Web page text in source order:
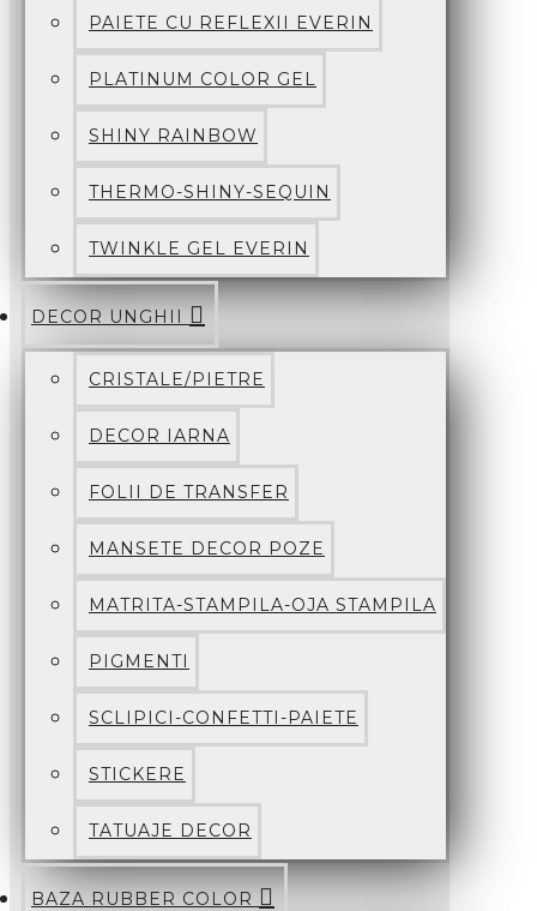
PAIETE CU REFLEXII EVERIN
PLATINUM COLOR GEL
SHINY RAINBOW
THERMO-SHINY-SEQUIN
TWINKLE GEL EVERIN
DECOR UNGHII
CRISTALE/PIETRE
DECOR IARNA
FOLII DE TRANSFER
MANSETE DECOR POZE
MATRITA-STAMPILA-OJA STAMPILA
PIGMENTI
SCLIPICI-CONFETTI-PAIETE
STICKERE
TATUAJE DECOR
BAZA RUBBER COLOR